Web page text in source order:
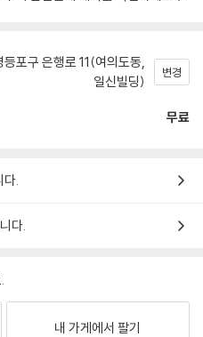
포구 은행로 11(여의도동,
일신빌딩)
변경
무료
.
다.
내 가게에서 팔기